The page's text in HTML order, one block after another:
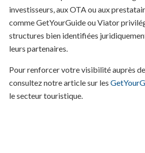
investisseurs, aux OTA ou aux
comme GetYourGuide ou Viator
structures bien identifiées
leurs partenaires.
Pour renforcer votre visibilité auprès
consultez notre article sur les
le secteur touristique.